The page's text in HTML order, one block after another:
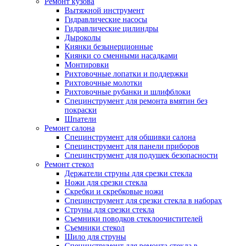
Вытяжной инструмент
Гидравлические насосы
Гидравлические цилиндры
Дыроколы
Киянки безынерционные
Киянки со сменными насадками
Монтировки
Рихтовочные лопатки и поддержки
Рихтовочные молотки
Рихтовочные рубанки и шлифблоки
Специнструмент для ремонта вмятин без
покраски
Шпатели
Ремонт салона
Специнструмент для обшивки салона
Специнструмент для панели приборов
Специнструмент для подушек безопасности
Ремонт стекол
Держатели струны для срезки стекла
Ножи для срезки стекла
Скребки и скребковые ножи
Специнструмент для срезки стекла в наборах
Струны для срезки стекла
Съемники поводков стеклоочистителей
Съемники стекол
Шило для струны